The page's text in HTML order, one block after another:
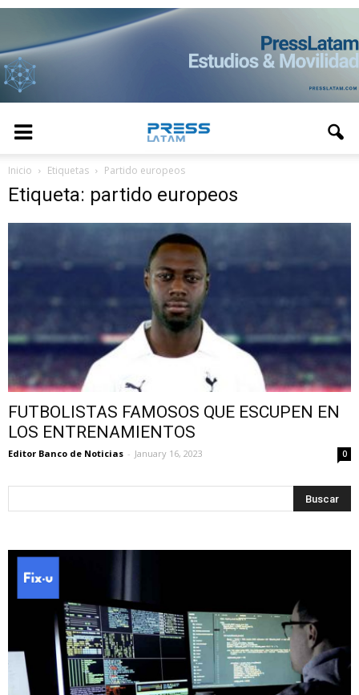
Inicio Etiquetas Partido europeos
Etiqueta: partido europeos
FUTBOLISTAS FAMOSOS QUE ESCUPEN EN
LOS ENTRENAMIENTOS
Editor Banco de Noticias - January 16, 2023 0